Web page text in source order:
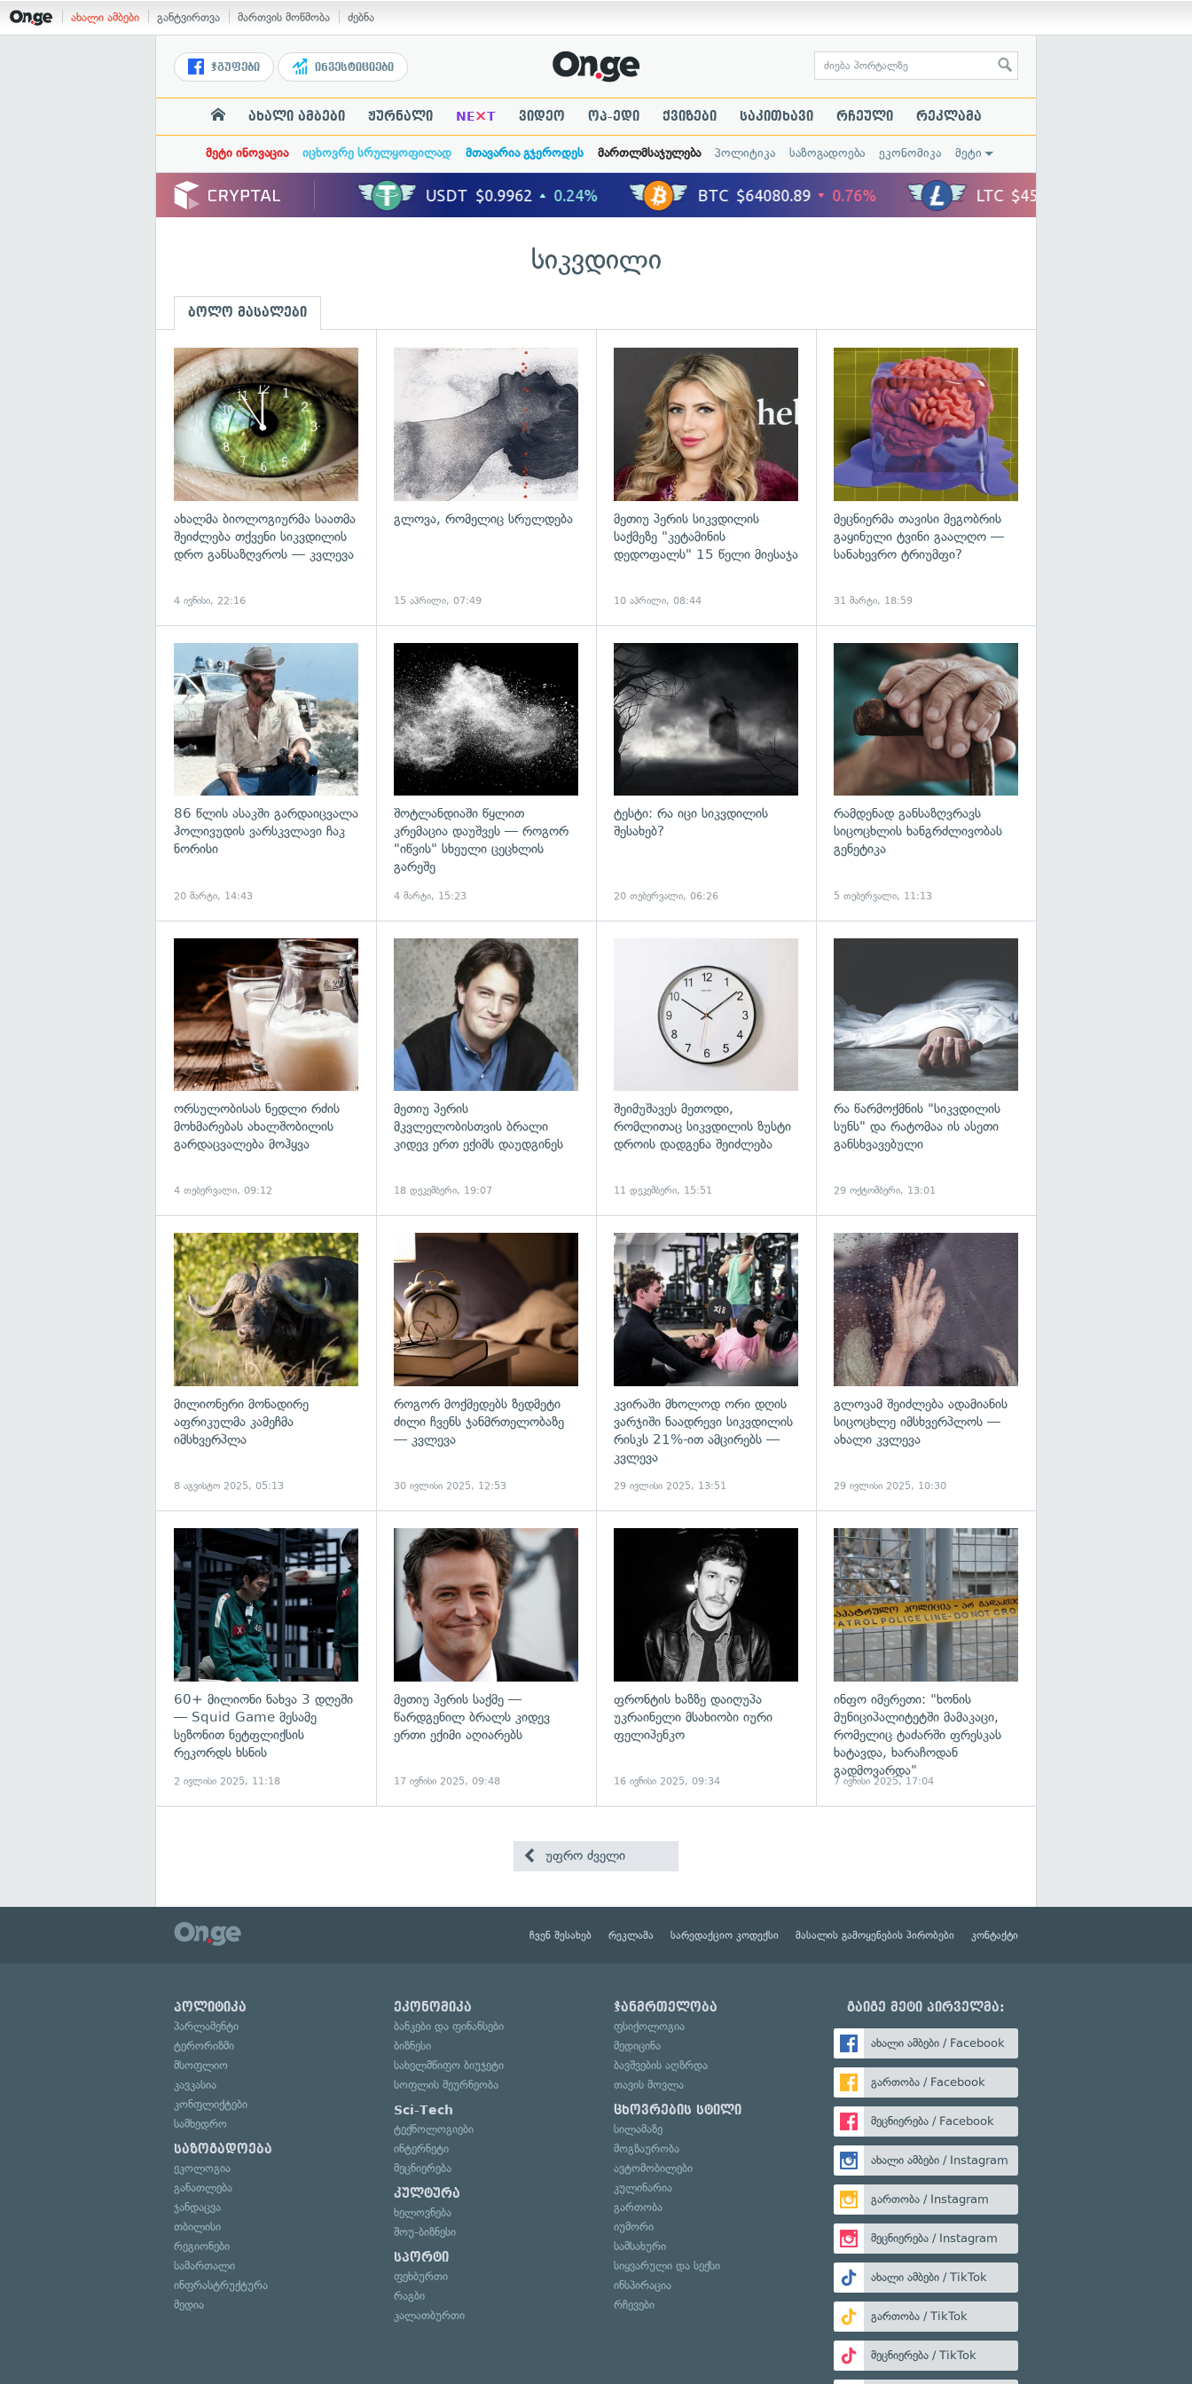
ახალი ამბები განტვირთვა მართვის მოწმობა ძებნა
ჯგუფები ინვესტიციები
ახალი ამბები ჟურნალი NE×T ვიდეო ოპ-ედი ქვიზები საკითხავი რჩეული რეკლამა
მეტი ინოვაცია იცხოვრე სრულყოფილად მთავარია გჯეროდეს მართლმსაჯულება პოლიტიკა საზოგადოება ეკონომიკა მეტი
სიკვდილი
ბოლო მასალები
გადახედვა
ახალმა ბიოლოგიურმა საათმა
შეიძლება თქვენი სიკვდილის
დრო განსაზღვროს — კვლევა
4 ივნისი, 22:16
გლოვა, რომელიც სრულდება
15 აპრილი, 07:49
გადახედვა
მეთიუ პერის სიკვდილის
საქმეზე "კეტამინის
დედოფალს" 15 წელი მიესაჯა
10 აპრილი, 08:44
მეცნიერმა თავისი მეგობრის
გაყინული ტვინი გაალღო —
სანახევრო ტრიუმფი?
31 მარტი, 18:59
გადახედვა
86 წლის ასაკში გარდაიცვალა
ჰოლივუდის ვარსკვლავი ჩაკ
ნორისი
20 მარტი, 14:43
გადახედვა
შოტლანდიაში წყლით
კრემაცია დაუშვეს — როგორ
"იწვის" სხეული ცეცხლის
გარეშე
4 მარტი, 15:23
ტესტი: რა იცი სიკვდილის
შესახებ?
20 თებერვალი, 06:26
რამდენად განსაზღვრავს
სიცოცხლის ხანგრძლივობას
გენეტიკა
5 თებერვალი, 11:13
გადახედვა
ორსულობისას ნედლი რძის
მოხმარებას ახალშობილის
გარდაცვალება მოჰყვა
4 თებერვალი, 09:12
მეთიუ პერის
მკვლელობისთვის ბრალი
კიდევ ერთ ექიმს დაუდგინეს
18 დეკემბერი, 19:07
შეიმუშავეს მეთოდი,
რომლითაც სიკვდილის ზუსტი
დროის დადგენა შეიძლება
11 დეკემბერი, 15:51
რა წარმოქმნის "სიკვდილის
სუნს" და რატომაა ის ასეთი
განსხვავებული
29 ოქტომბერი, 13:01
გადახედვა
მილიონერი მონადირე
აფრიკულმა კამეჩმა
იმსხვერპლა
8 აგვისტო 2025, 05:13
გადახედვა
როგორ მოქმედებს ზედმეტი
ძილი ჩვენს ჯანმრთელობაზე
— კვლევა
30 ივლისი 2025, 12:53
გადახედვა
კვირაში მხოლოდ ორი დღის
ვარჯიში ნაადრევი სიკვდილის
რისკს 21%-ით ამცირებს —
კვლევა
29 ივლისი 2025, 13:51
გლოვამ შეიძლება ადამიანის
სიცოცხლე იმსხვერპლოს —
ახალი კვლევა
29 ივლისი 2025, 10:30
გადახედვა
60+ მილიონი ნახვა 3 დღეში
— Squid Game მესამე
სეზონით ნეტფლიქსის
რეკორდს ხსნის
2 ივლისი 2025, 11:18
მეთიუ პერის საქმე —
წარდგენილ ბრალს კიდევ
ერთი ექიმი აღიარებს
17 ივნისი 2025, 09:48
გადახედვა
ფრონტის ხაზზე დაიღუპა
უკრაინელი მსახიობი იური
ფელიპენკო
16 ივნისი 2025, 09:34
ინფო იმერეთი: "ხონის
მუნიციპალიტეტში მამაკაცი,
რომელიც ტაძარში ფრესკას
ხატავდა, ხარაჩოდან
გადმოვარდა"
7 ივნისი 2025, 17:04
უფრო ძველი
ჩვენ შესახებ რეკლამა სარედაქციო კოდექსი მასალის გამოყენების პირობები კონტაქტი
პოლიტიკა
პარლამენტი
ტერორიზმი
მსოფლიო
კავკასია
კონფლიქტები
სამხედრო
საზოგადოება
ეკოლოგია
განათლება
ჯანდაცვა
თბილისი
რეგიონები
სამართალი
ინფრასტრუქტურა
მედია
ეკონომიკა
ბანკები და ფინანსები
ბიზნესი
სახელმწიფო ბიუჯეტი
სოფლის მეურნეობა
Sci-Tech
ტექნოლოგიები
ინტერნეტი
მეცნიერება
კულტურა
ხელოვნება
შოუ-ბიზნესი
სპორტი
ფეხბურთი
რაგბი
კალათბურთი
ჯანმრთელობა
ფსიქოლოგია
მედიცინა
ბავშვების აღზრდა
თავის მოვლა
ცხოვრების სტილი
სილამაზე
მოგზაურობა
ავტომობილები
კულინარია
გართობა
იუმორი
სამსახური
სიყვარული და სექსი
ინსპირაცია
რჩევები
გაიგე მეტი პირველმა:
ახალი ამბები / Facebook
გართობა / Facebook
მეცნიერება / Facebook
ახალი ამბები / Instagram
გართობა / Instagram
მეცნიერება / Instagram
ახალი ამბები / TikTok
გართობა / TikTok
მეცნიერება / TikTok